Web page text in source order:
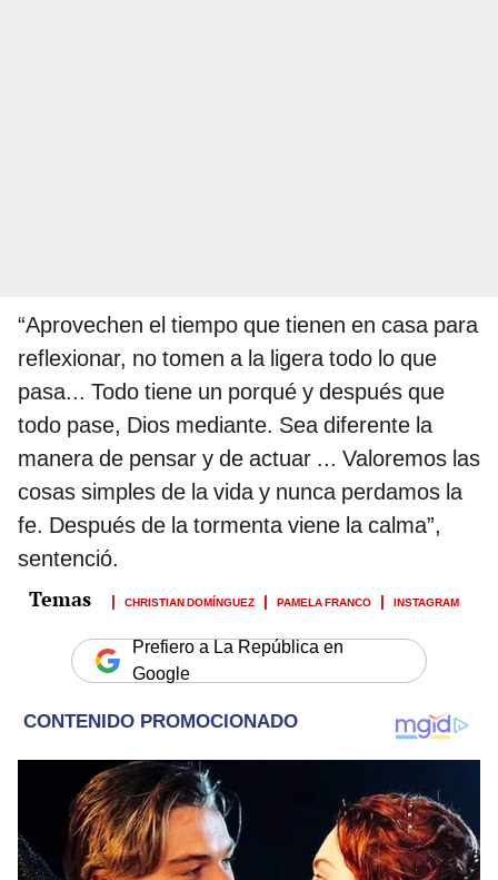
“Aprovechen el tiempo que tienen en casa para
reflexionar, no tomen a la ligera todo lo que
pasa... Todo tiene un porqué y después que
todo pase, Dios mediante. Sea diferente la
manera de pensar y de actuar ... Valoremos las
cosas simples de la vida y nunca perdamos la
fe. Después de la tormenta viene la calma”,
sentenció.
CHRISTIAN DOMÍNGUEZ PAMELA FRANCO INSTAGRAM
Prefiero a La República en
Google